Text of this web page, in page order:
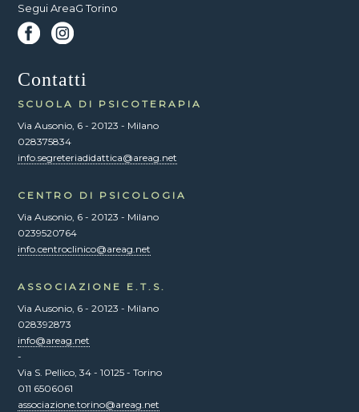
Segui AreaG Torino
Contatti
SCUOLA DI PSICOTERAPIA
Via Ausonio, 6 - 20123 - Milano
028375834
info.segreteriadidattica@areag.net
CENTRO DI PSICOLOGIA
Via Ausonio, 6 - 20123 - Milano
0239520764
info.centroclinico@areag.net
ASSOCIAZIONE E.T.S.
Via Ausonio, 6 - 20123 - Milano
028392873
info@areag.net
-
Via S. Pellico, 34 - 10125 - Torino
011 6506061
associazione.torino@areag.net